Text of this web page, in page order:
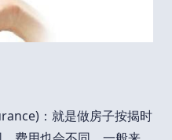
：就是做房子按揭时